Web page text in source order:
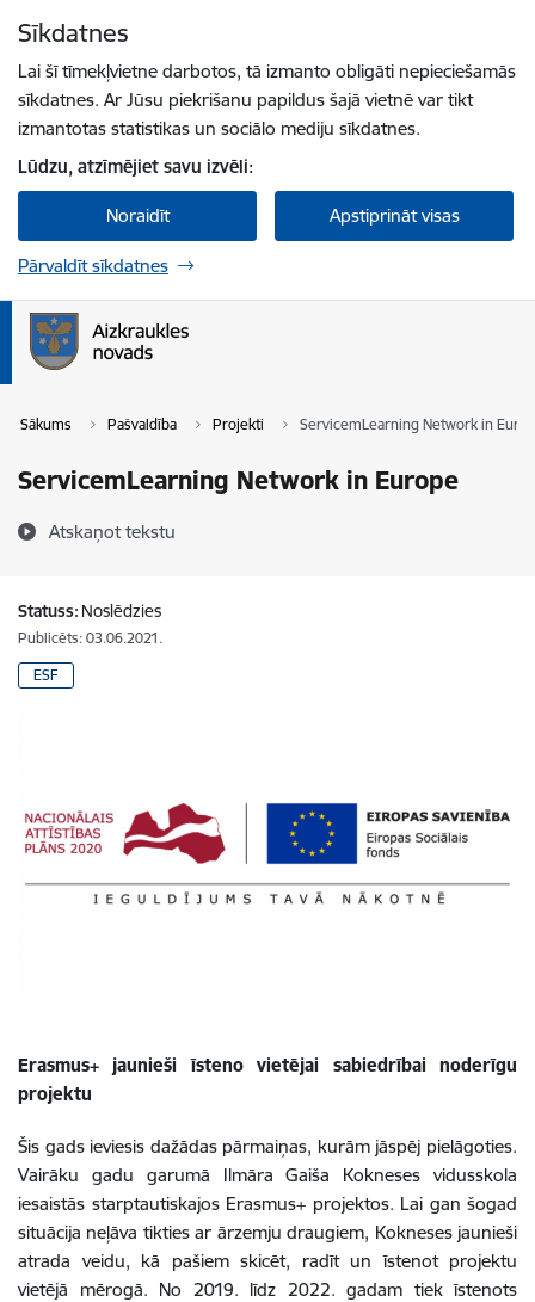
Sīkdatnes
Lai šī tīmekļvietne darbotos, tā izmanto obligāti nepieciešamās
sīkdatnes. Ar Jūsu piekrišanu papildus šajā vietnē var tikt
izmantotas statistikas un sociālo mediju sīkdatnes.
Lūdzu, atzīmējiet savu izvēli:
Noraidīt Apstiprināt visas
Pārvaldīt sīkdatnes
Sākums Pašvaldība Projekti ServicemLearning Network in
ServicemLearning Network in Europe
Atskaņot tekstu
Statuss: Noslēdzies
Publicēts: 03.06.2021.
ESF
Erasmus+ jaunieši īsteno vietējai sabiedrībai noderīgu
projektu
Šis gads ieviesis dažādas pārmaiņas, kurām jāspēj pielāgoties.
Vairāku gadu garumā Ilmāra Gaiša Kokneses vidusskola
iesaistās starptautiskajos Erasmus+ projektos. Lai gan šogad
situācija neļāva tikties ar ārzemju draugiem, Kokneses jaunieši
atrada veidu, kā pašiem skicēt, radīt un īstenot projektu
vietējā mērogā. No 2019. līdz 2022. gadam tiek īstenots